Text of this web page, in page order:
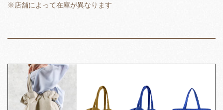
※店舗によって在庫が異なります